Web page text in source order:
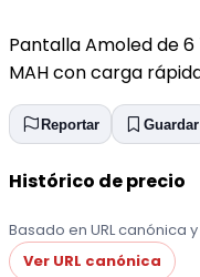
Pantalla Amoled de
MAH con carga
Reportar Guardar
Histórico de precio
Basado en URL canónica
Ver URL canónica